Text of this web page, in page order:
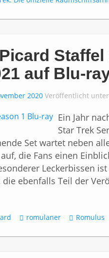
auf Blu-
2020 Veröffentlicht unter
Ein Jahr
Star Trek
Set wartet neben
die Fans einen
Leckerbissen
die ebenfalls Teil der
romulaner Romulus